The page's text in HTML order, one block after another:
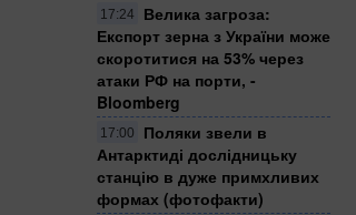
17:24
Велика загроза:
Експорт зерна з України може
скоротитися на 53% через
атаки РФ на порти, -
Bloomberg
17:00
Поляки звели в
Антарктиді дослідницьку
станцію в дуже примхливих
формах (фотофакти)